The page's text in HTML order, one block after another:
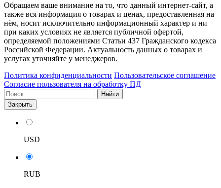
Обращаем ваше внимание на то, что данный интернет-сайт, а
также вся информация о товарах и ценах, предоставленная на
нём, носит исключительно информационный характер и ни
при каких условиях не является публичной офертой,
определяемой положениями Статьи 437 Гражданского кодекса
Российской Федерации. Актуальность данных о товарах и
услугах уточняйте у менеджеров.
Политика конфиденциальности Пользовательское соглашение
Согласие пользователя на обработку ПД
Найти
Закрыть
USD
RUB